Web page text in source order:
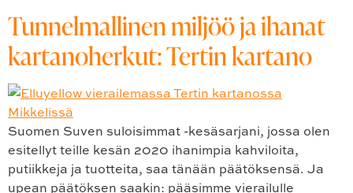
Tunnelmallinen miljöö ja ihanat
kartanoherkut: Tertin kartano
Suomen Suven suloisimmat -kesäsarjani, jossa olen
esitellyt teille kesän 2020 ihanimpia kahviloita,
putiikkeja ja tuotteita, saa tänään päätöksensä. Ja
upean päätöksen saakin: pääsimme vierailulle